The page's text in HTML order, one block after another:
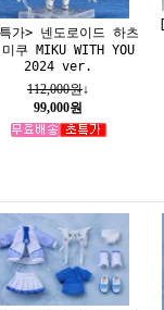
가> 넨도로이드 하츠
쿠 MIKU WITH YOU
2024 ver.
112,000원↓
99,000원